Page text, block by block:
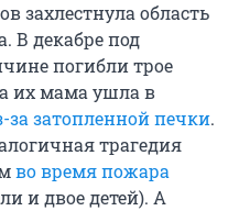
захлестнула область
В декабре под
погибли трое
их мама ушла в
за затопленной печки.
трагедия
во время пожара
и двое детей). А